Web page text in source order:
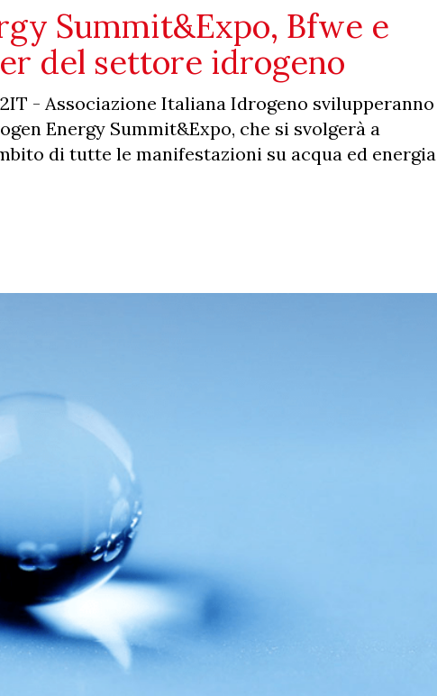
Summit&Expo, Bfwe e
del settore idrogeno
- Associazione Italiana Idrogeno svilupperanno
Energy Summit&Expo, che si svolgerà a
di tutte le manifestazioni su acqua ed energia